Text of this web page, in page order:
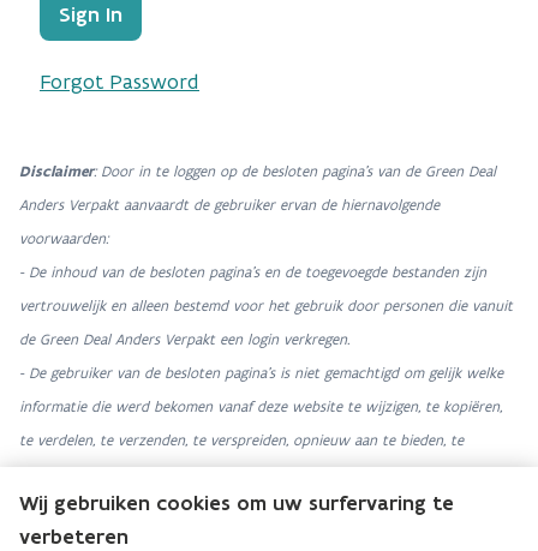
Sign In
Forgot Password
Disclaimer: Door in te loggen op de besloten pagina's van de Green Deal
Anders Verpakt aanvaardt de gebruiker ervan de hiernavolgende
voorwaarden:
- De inhoud van de besloten pagina's en de toegevoegde bestanden zijn
vertrouwelijk en alleen bestemd voor het gebruik door personen die vanuit
de Green Deal Anders Verpakt een login verkregen.
- De gebruiker van de besloten pagina's is niet gemachtigd om gelijk welke
informatie die werd bekomen vanaf deze website te wijzigen, te kopiëren,
te verdelen, te verzenden, te verspreiden, opnieuw aan te bieden, te
verkopen noch om afgeleide werken van de voornoemde elementen te
creëren, tenzij hiervoor uitdrukkelijke toestemming is verleend door de
Wij gebruiken cookies om uw surfervaring te
verbeteren